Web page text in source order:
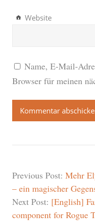
Website
Name, E-Mail-
Browser für meinen
Previous Post: Mehr
– ein magischer
Next Post: [English]
component for Rogue